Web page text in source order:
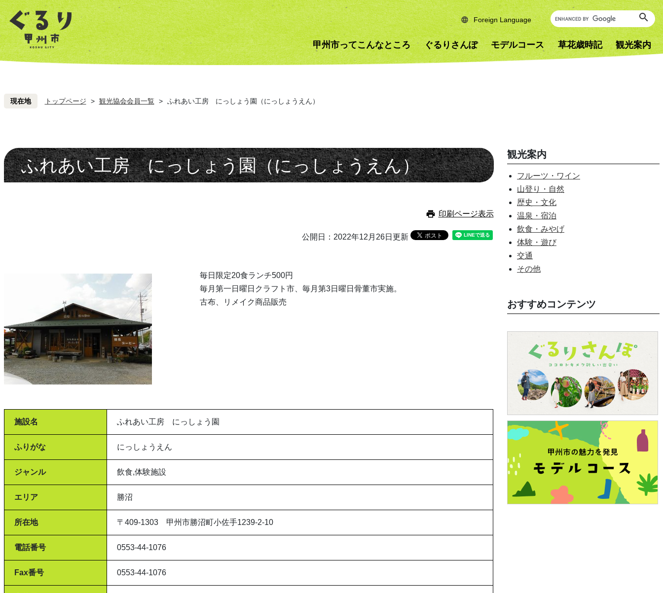
ペ
ー
ジ
の
先
こ
こ
を
読
み
へ
ペ
ー
ジ
の
先
こ
こ
を
読
み
へ
Foreign Language
甲州市ってこんなところ ぐるりさんぽ モデルコース 草花歳時記 観光案内
現在地 トップページ > 観光協会会員一覧 > ふれあい工房 にっしょう園（にっしょうえん）
ふれあい工房 にっしょう園（にっしょうえん）
印刷ページ表示
公開日：2022年12月26日更新
毎日限定20食ランチ500円
毎月第一日曜日クラフト市、毎月第3日曜日骨董市実施。
古布、リメイク商品販売
施設名 ふれあい工房 にっしょう園
ふりがな にっしょうえん
ジャンル 飲食,体験施設
エリア 勝沼
所在地 〒409-1303 甲州市勝沼町小佐手1239-2-10
電話番号 0553-44-1076
Fax番号 0553-44-1076
観光案内
フルーツ・ワイン
山登り・自然
歴史・文化
温泉・宿泊
飲食・みやげ
体験・遊び
交通
その他
おすすめコンテンツ